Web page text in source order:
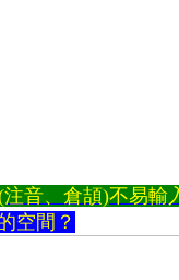
音、倉頡)不易輸
空間？